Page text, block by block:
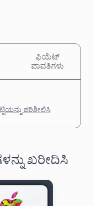
ಫಿಯೆಟ್
ಪಾವತಿಗಳು
ಪರಿಶೀಲಿಸಿ
ಖರೀದಿಸಿ